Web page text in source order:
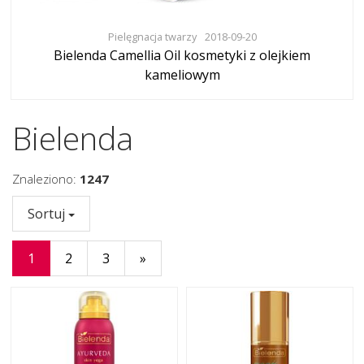
Pielęgnacja twarzy 2018-09-20
Bielenda Camellia Oil kosmetyki z olejkiem
kameliowym
Bielenda
Znaleziono: 1247
Sortuj
1 2 3 »